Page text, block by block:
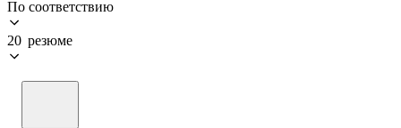
По соответствию
20 резюме